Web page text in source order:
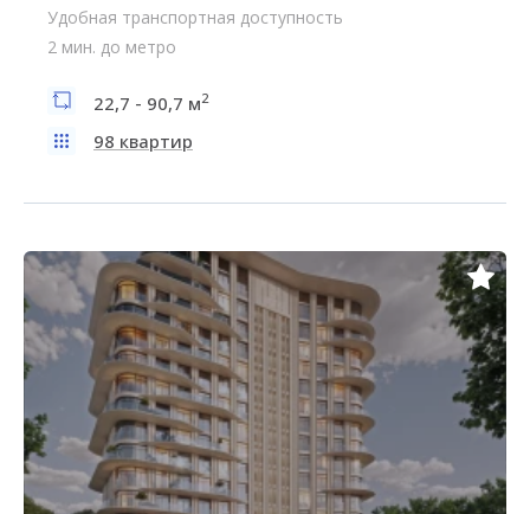
Удобная транспортная доступность
2 мин. до метро
22,7 - 90,7 м2
98 квартир